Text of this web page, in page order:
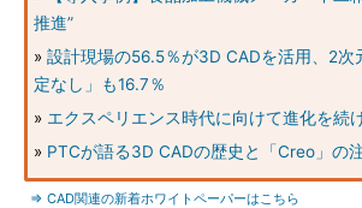
推進”
» 設計現場の56.5％が3D CADを活用、2次
定なし」も16.7％
» エクスペリエンス時代に向けて進化を続
» PTCが語る3D CADの歴史と「Creo」の
⇒ CAD関連の新着ホワイトペーパーはこちら